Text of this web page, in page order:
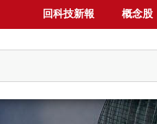
回科技新報 概念股